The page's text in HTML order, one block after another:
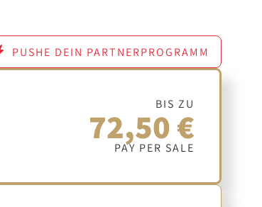
PUSHE DEIN PARTNERPROGRAMM
BIS ZU
72,50 €
PAY PER SALE